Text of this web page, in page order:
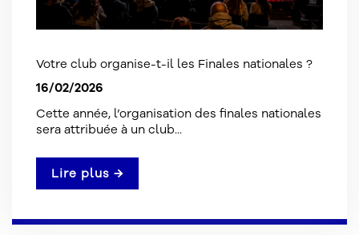
Votre club organise-t-il les Finales nationales ?
16/02/2026
Cette année, l’organisation des finales nationales
sera attribuée à un club...
Lire plus →